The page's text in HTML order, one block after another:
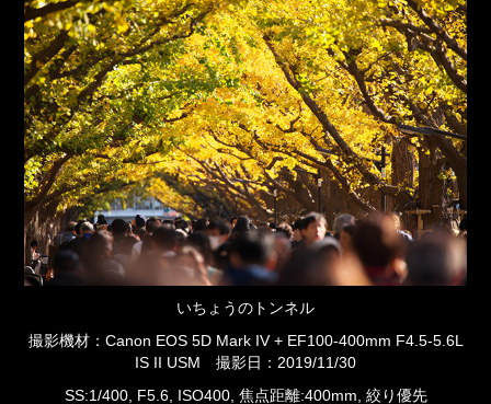
いちょうのトンネル
撮影機材：Canon EOS 5D Mark IV + EF100-400mm F4.5-5.6L
IS II USM 撮影日：2019/11/30
SS:1/400, F5.6, ISO400, 焦点距離:400mm, 絞り優先